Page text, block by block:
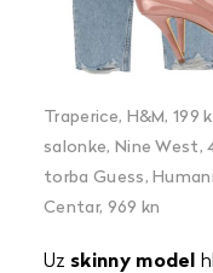
Traperice, H&M, 199
salonke, Nine West,
torba Guess,
Centar, 969 kn
Uz skinny model